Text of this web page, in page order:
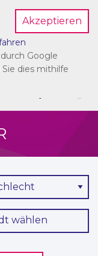
Account
wählen
Akzeptieren
Google
dies mithilfe